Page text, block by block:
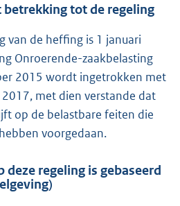
tot de regeling
van de heffing is 1 januari
Onroerende-zaakbelasting
2015 wordt ingetrokken met
met dien verstande dat
op de belastbare feiten die
voorgedaan.
deze regeling is gebaseerd